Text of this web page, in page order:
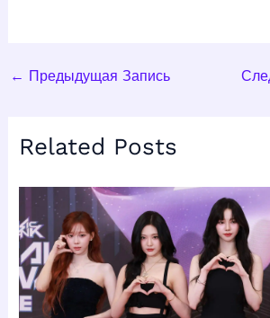
← Предыдущая Запись
Related Posts